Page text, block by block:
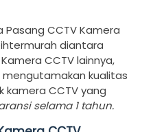
Pasang CCTV Kamera
diantara
CCTV lainnya,
mengutamakan kualitas
kamera CCTV yang
selama 1 tahun.